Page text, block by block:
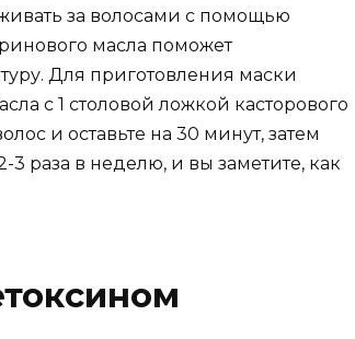
за волосами с помощью
масла поможет
Для приготовления маски
с 1 столовой ложкой касторового
и оставьте на 30 минут, затем
раза в неделю, и вы заметите, как